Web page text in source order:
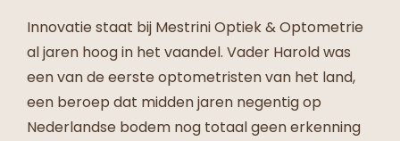
Innovatie staat bij Mestrini Optiek & Optometrie
al jaren hoog in het vaandel. Vader Harold was
een van de eerste optometristen van het land,
een beroep dat midden jaren negentig op
Nederlandse bodem nog totaal geen erkenning